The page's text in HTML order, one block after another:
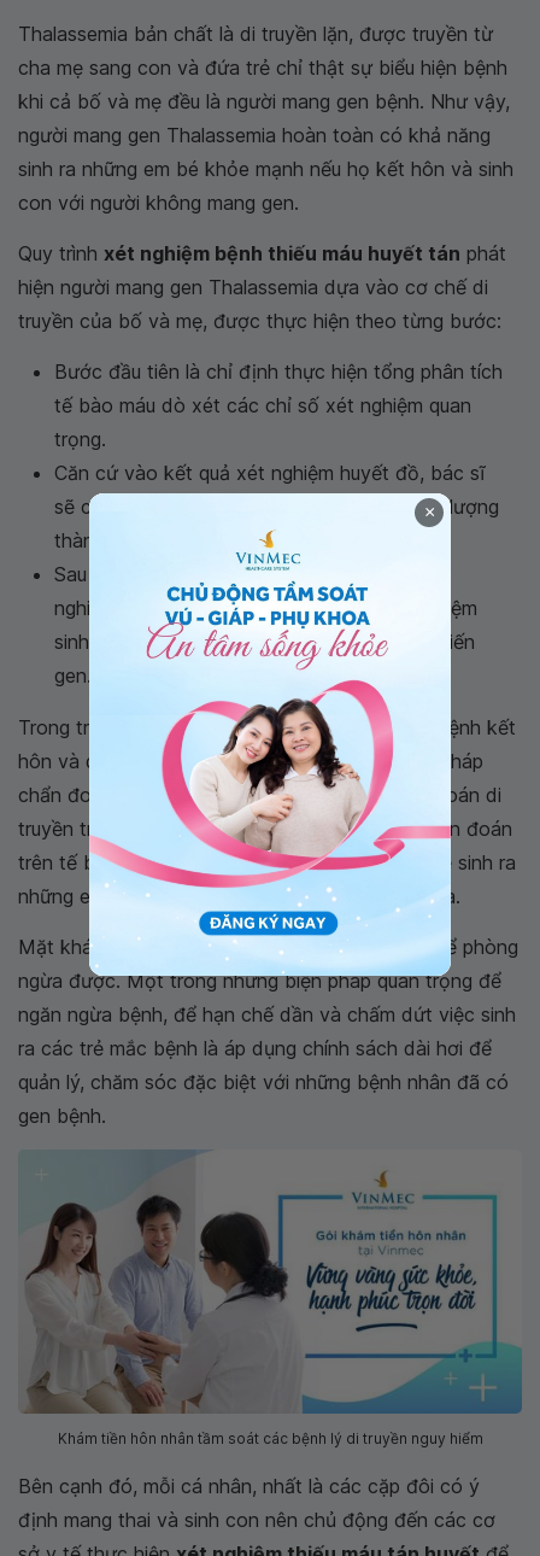
Thalassemia bản chất là di truyền lặn, được truyền từ
cha mẹ sang con và đứa trẻ chỉ thật sự biểu hiện bệnh
khi cả bố và mẹ đều là người mang gen bệnh. Như vậy,
người mang gen Thalassemia hoàn toàn có khả năng
sinh ra những em bé khỏe mạnh nếu họ kết hôn và sinh
con với người không mang gen.
Quy trình xét nghiệm bệnh thiếu máu huyết tán phát
hiện người mang gen Thalassemia dựa vào cơ chế di
truyền của bố và mẹ, được thực hiện theo từng bước:
Bước đầu tiên là chỉ định thực hiện tổng phân tích
tế bào máu dò xét các chỉ số xét nghiệm quan
trọng.
Căn cứ vào kết quả xét nghiệm huyết đồ, bác sĩ
sẽ chỉ định bước xét nghiệm thứ hai là định lượng
thành phần hemoglobin trong máu.
Sau đó, bác sĩ có thể cân nhắc làm các xét
nghiệm khác để xác định, ví dụ như xét nghiệm
sinh học phân tử để xác định nguy cơ đột biến
gen.
Trong trường hợp cả hai người cùng mang gen bệnh kết
hôn và quyết định sinh con thì với các phương pháp
chẩn đoán trước sinh (như phương pháp chẩn đoán di
truyền trước khi chuyển phôi hoặc tiến hành chẩn đoán
trên tế bào ối) cho thấy vẫn có khả năng bố mẹ sinh ra
những em bé không mang gen bệnh Thalassemia.
Mặt khác, Thalassemia là bệnh hoàn toàn có thể phòng
ngừa được. Một trong những biện pháp quan trọng để
ngăn ngừa bệnh, để hạn chế dần và chấm dứt việc sinh
ra các trẻ mắc bệnh là áp dụng chính sách dài hơi để
quản lý, chăm sóc đặc biệt với những bệnh nhân đã có
gen bệnh.
Khám tiền hôn nhân tầm soát các bệnh lý di truyền nguy hiểm
Bên cạnh đó, mỗi cá nhân, nhất là các cặp đôi có ý
định mang thai và sinh con nên chủ động đến các cơ
×